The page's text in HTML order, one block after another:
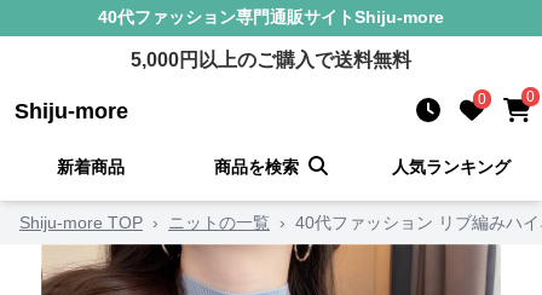
40代ファッション専門通販サイトShiju-more
5,000円以上のご購入で送料無料
Shiju-more 0 0
新着商品 商品を検索 人気ランキング
Shiju-more TOP › ニットの一覧 › 40代ファッション リブ編みハ